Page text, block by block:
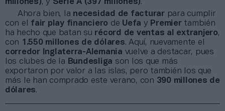
millones), y Serie A (397 millones).
Ahora bien, la necesidad de facturarpara cumplir
con el fair play financiero de Uefa y Premiertambién
ha hecho que batan su récord de ventas al extranjero,
con 1.550 millones de dólares. Aquí, nuevamente el
corredor Inglaterra-Alemania vuelve a destacar, pues
los clubes de la Bundesliga son los que más
exportaron por valor a las islas, pero también los que
más le han comprado este verano, con 390 millones de
dólares.